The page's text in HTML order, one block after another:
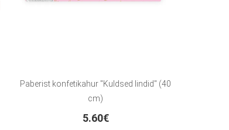
Paberist konfetikahur "Kuldsed lindid" (40
cm)
5.60€